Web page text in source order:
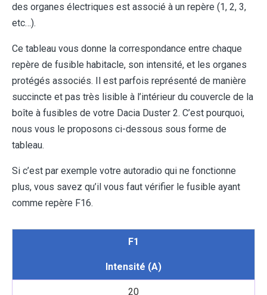
des organes électriques est associé à un repère (1, 2, 3,
etc…).
Ce tableau vous donne la correspondance entre chaque
repère de fusible habitacle, son intensité, et les organes
protégés associés. Il est parfois représenté de manière
succincte et pas très lisible à l’intérieur du couvercle de la
boîte à fusibles de votre Dacia Duster 2. C’est pourquoi,
nous vous le proposons ci-dessous sous forme de
tableau.
Si c’est par exemple votre autoradio qui ne fonctionne
plus, vous savez qu’il vous faut vérifier le fusible ayant
comme repère F16.
F1
Intensité (A)
20